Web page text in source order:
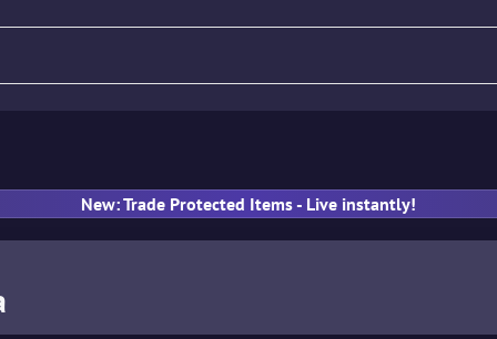
New: Trade Protected Items - Live instantly!